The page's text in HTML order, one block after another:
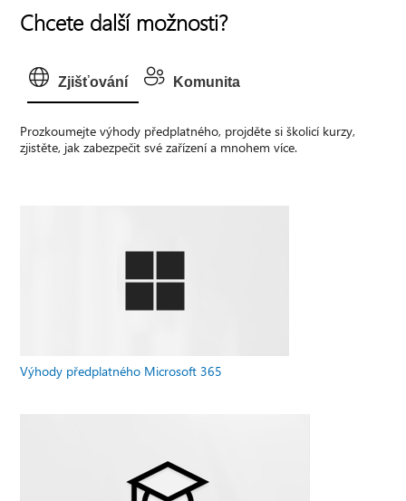
Chcete další možnosti?
Zjišťování Komunita
Prozkoumejte výhody předplatného, projděte si školicí kurzy,
zjistěte, jak zabezpečit své zařízení a mnohem více.
Výhody předplatného Microsoft 365